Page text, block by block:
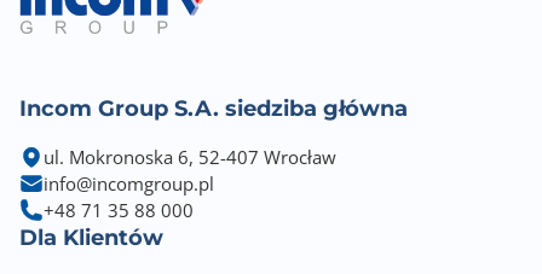
Incom Group S.A. siedziba główna
ul. Mokronoska 6, 52-407 Wrocław
info@incomgroup.pl
+48 71 35 88 000
Dla Klientów